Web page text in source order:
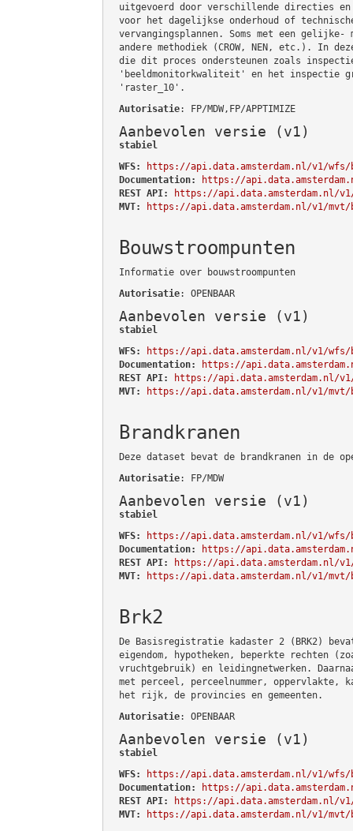
uitgevoerd door verschillende directies
voor het dagelijkse onderhoud of
vervangingsplannen. Soms met een gelijke-
andere methodiek (CROW, NEN, etc.). In
die dit proces ondersteunen zoals
'beeldmonitorkwaliteit' en het inspectie
'raster_10'.
Autorisatie: FP/MDW,FP/APPTIMIZE
Aanbevolen versie (v1)
stabiel
WFS:
https://api.data.amsterdam.nl/v1/wfs/
Documentation:
https://
REST API:
https://api.data.amsterdam.nl/
MVT:
https://api.data.amsterdam.nl/v1/mvt/
Bouwstroompunten
Informatie over bouwstroompunten
Autorisatie: OPENBAAR
Aanbevolen versie (v1)
stabiel
WFS:
https://api.data.amsterdam.nl/v1/wfs/
Documentation:
https://
REST API:
https://api.data.amsterdam.nl/v1/
MVT:
https://api.data.amsterdam.nl/v1/mvt/
Brandkranen
Deze dataset bevat de brandkranen in de
Autorisatie: FP/MDW
Aanbevolen versie (v1)
stabiel
WFS:
https://api.data.amsterdam.nl/v1/wfs/
Documentation:
https://
REST API:
https://api.data.amsterdam.nl/
MVT:
https://api.data.amsterdam.nl/v1/mvt/
Brk2
De Basisregistratie kadaster 2 (BRK2)
eigendom, hypotheken, beperkte rechten
vruchtgebruik) en leidingnetwerken.
met perceel, perceelnummer, oppervlakte,
het rijk, de provincies en gemeenten.
Autorisatie: OPENBAAR
Aanbevolen versie (v1)
stabiel
WFS:
https://api.data.amsterdam.nl/v1/wfs/
Documentation:
https://
REST API:
https://api.data.amsterdam.nl/
MVT:
https://api.data.amsterdam.nl/v1/mvt/